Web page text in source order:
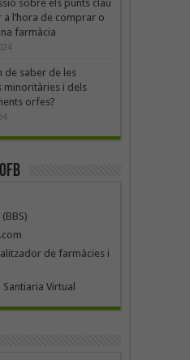
sobre els punts clau
a l’hora de comprar o
farmàcia
de saber de les
minoritàries i dels
orfes?
de farmàcies i
Virtual